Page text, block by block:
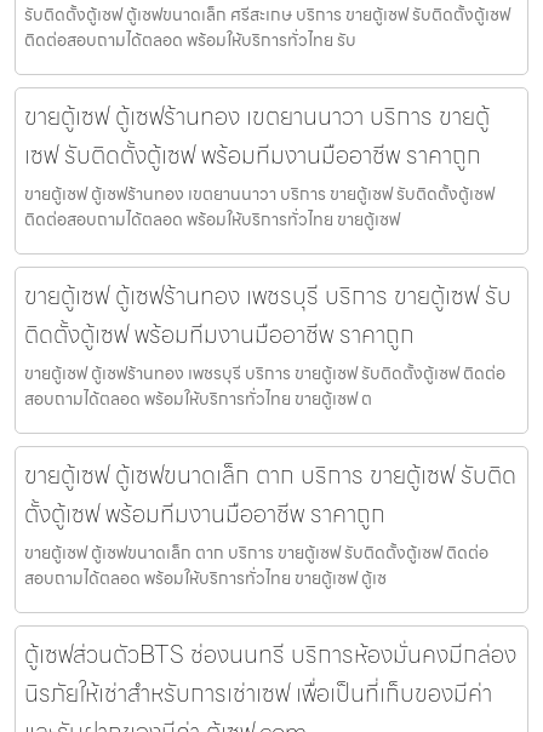
รับติดตั้งตู้เซฟ ตู้เซฟขนาดเล็ก ศรีสะเกษ บริการ ขายตู้เซฟ รับติดตั้งตู้เซฟ
ติดต่อสอบถามได้ตลอด พร้อมให้บริการทั่วไทย รับ
ขายตู้เซฟ ตู้เซฟร้านทอง เขตยานนาวา บริการ ขายตู้
เซฟ รับติดตั้งตู้เซฟ พร้อมทีมงานมืออาชีพ ราคาถูก
ขายตู้เซฟ ตู้เซฟร้านทอง เขตยานนาวา บริการ ขายตู้เซฟ รับติดตั้งตู้เซฟ
ติดต่อสอบถามได้ตลอด พร้อมให้บริการทั่วไทย ขายตู้เซฟ
ขายตู้เซฟ ตู้เซฟร้านทอง เพชรบุรี บริการ ขายตู้เซฟ รับ
ติดตั้งตู้เซฟ พร้อมทีมงานมืออาชีพ ราคาถูก
ขายตู้เซฟ ตู้เซฟร้านทอง เพชรบุรี บริการ ขายตู้เซฟ รับติดตั้งตู้เซฟ ติดต่อ
สอบถามได้ตลอด พร้อมให้บริการทั่วไทย ขายตู้เซฟ ต
ขายตู้เซฟ ตู้เซฟขนาดเล็ก ตาก บริการ ขายตู้เซฟ รับติด
ตั้งตู้เซฟ พร้อมทีมงานมืออาชีพ ราคาถูก
ขายตู้เซฟ ตู้เซฟขนาดเล็ก ตาก บริการ ขายตู้เซฟ รับติดตั้งตู้เซฟ ติดต่อ
สอบถามได้ตลอด พร้อมให้บริการทั่วไทย ขายตู้เซฟ ตู้เซ
ตู้เซฟส่วนตัวBTS ช่องนนทรี บริการห้องมั่นคงมีกล่อง
นิรภัยให้เช่าสำหรับการเช่าเซฟ เพื่อเป็นที่เก็บของมีค่า